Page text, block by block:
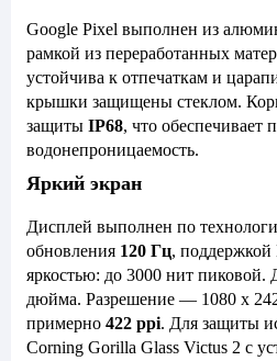
Google Pixel выполнен из
рамкой из переработанных
устойчива к отпечаткам и
крышки защищены стеклом.
защиты IP68, что обеспечивает
водонепроницаемость.
Яркий экран
Дисплей выполнен по
обновления 120 Гц,
яркостью: до 3000 нит пиковой.
дюйма. Разрешение — 1080 x
примерно 422 ppi. Для защиты
Corning Gorilla Glass Victus 2 с